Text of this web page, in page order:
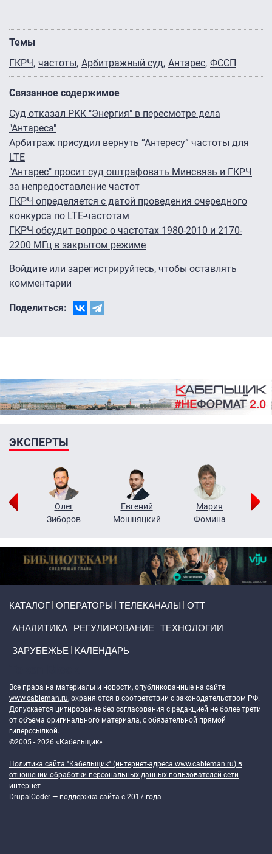
Темы
ГКРЧ частоты Арбитражный суд Антарес ФССП
Связанное содержимое
Суд отказал РКК "Энергия" в пересмотре дела
"Антареса"
Арбитраж присудил вернуть “Антересу” частоты для
LTE
"Антарес" просит суд оштрафовать Минсвязь и ГКРЧ
за непредоставление частот
ГКРЧ определяется с датой проведения очередного
конкурса по LTE-частотам
ГКРЧ обсудит вопрос о частотах 1980-2010 и 2170-
2200 МГц в закрытом режиме
Войдите или зарегистрируйтесь, чтобы оставлять
комментарии
Поделиться:
ЭКСПЕРТЫ
Олег
Зиборов
Евгений
Мошняцкий
Мария
Фомина
КАТАЛОГ ОПЕРАТОРЫ ТЕЛЕКАНАЛЫ ОТТ
АНАЛИТИКА РЕГУЛИРОВАНИЕ ТЕХНОЛОГИИ
ЗАРУБЕЖЬЕ КАЛЕНДАРЬ
Все права на материалы и новости, опубликованные на сайте
www.cableman.ru, охраняются в соответствии с законодательством РФ.
Допускается цитирование без согласования с редакцией не более трети
от объема оригинального материала, с обязательной прямой
гиперссылкой.
©2005 - 2026 «Кабельщик»
Политика сайта "Кабельщик" (интернет-адреса www.cableman.ru) в
отношении обработки персональных данных пользователей сети
интернет
DrupalCoder — поддержка сайта c 2017 года